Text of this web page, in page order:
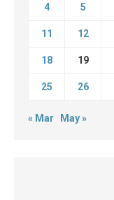
4 5
11 12
18 19
25 26
« Mar May »